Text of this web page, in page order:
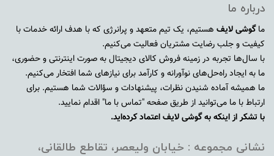
درباره ما
ماگوشی لایف هستیم، یک تیم متعهد و پرانرژی که با هدف ارائه خدمات با
کیفیت و جلب رضایت مشتریان فعالیت می‌کنیم.
با سال‌ها تجربه در زمینه فروش کالای دیجیتال به صورت اینترنتی و حضوری،
ما به ایجاد راه‌حل‌های نوآورانه و کارآمد برای نیازهای شما افتخار می‌کنیم.
ما همیشه آماده شنیدن نظرات، پیشنهادات و سؤالات شما هستیم. برای
ارتباط با ما می‌توانید از طریق صفحه "تماس با ما" اقدام نمایید.
با تشکر از اینکه به گوشی لایف اعتماد کرده‌اید.
نشانی مجموعه : خیابان ولیعصر، تقاطع طالقانی،